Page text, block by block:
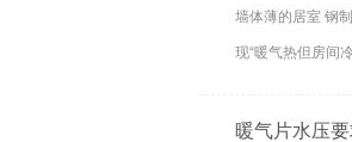
墙体薄的居室 钢
现“暖气热但房间
暖气片水压